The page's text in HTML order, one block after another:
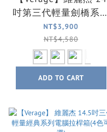
吋第三代輕量劍橋系列
旅行箱/行李箱(6色可
選)
NT$3,900
NT$4,580
ADD TO CART